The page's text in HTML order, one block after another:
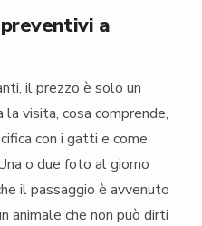
a
il prezzo è solo un
visita, cosa comprende,
con i gatti e come
o due foto al giorno
il passaggio è avvenuto
animale che non può dirti